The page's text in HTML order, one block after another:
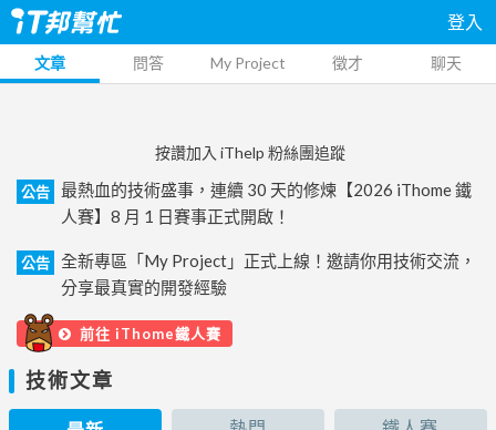
登入
文章 問答 My Project 徵才 聊天
按讚加入 iThelp 粉絲團追蹤
公告
最熱血的技術盛事，連續 30 天的修煉【2026 iThome 鐵
人賽】8 月 1 日賽事正式開啟！
公告
全新專區「My Project」正式上線！邀請你用技術交流，
分享最真實的開發經驗
前往 iThome鐵人賽
技術文章